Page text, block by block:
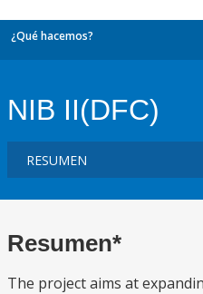
¿Qué hacemos?
NIB II(DFC)
Resumen*
The project aims at